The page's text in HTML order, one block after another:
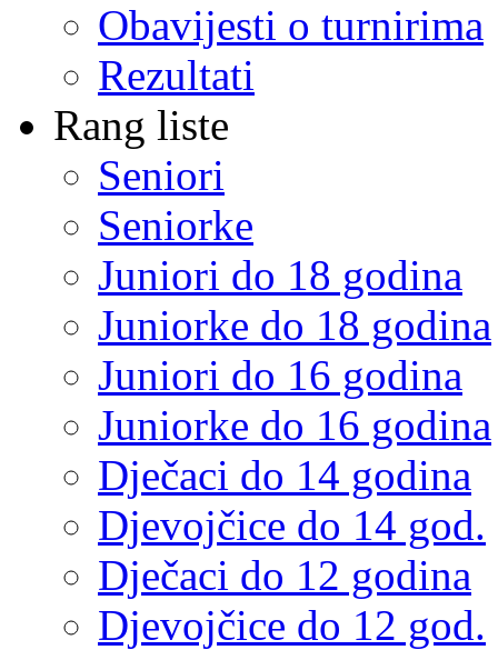
Obavijesti o turnirima
Rezultati
Rang liste
Seniori
Seniorke
Juniori do 18 godina
Juniorke do 18 godina
Juniori do 16 godina
Juniorke do 16 godina
Dječaci do 14 godina
Djevojčice do 14 god.
Dječaci do 12 godina
Djevojčice do 12 god.